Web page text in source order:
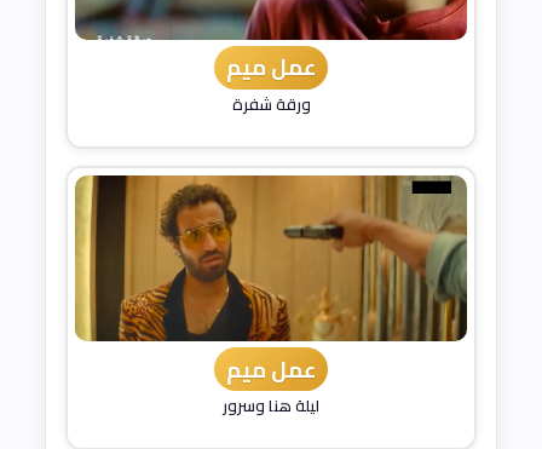
عمل ميم
ورقة شفرة
عمل ميم
ليلة هنا وسرور